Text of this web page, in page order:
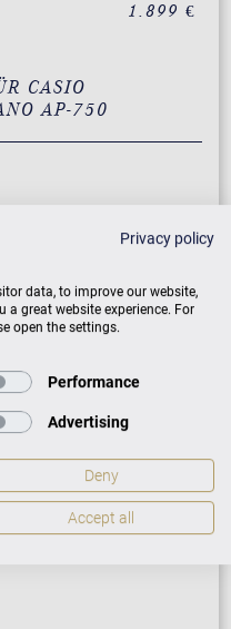
1.899 €
CASIO
AP-750
Privacy policy
data, to improve our website,
a great website experience. For
open the settings.
Performance
Advertising
Deny
Accept all